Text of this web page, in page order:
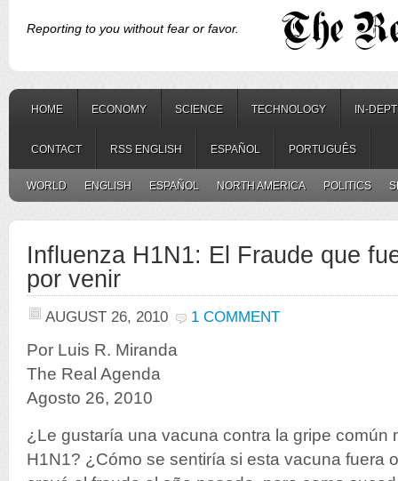
Reporting to you without fear or favor.
HOME ECONOMY SCIENCE TECHNOLOGY IN-
CONTACT RSS ENGLISH ESPAÑOL PORTUGUÊS
WORLD ENGLISH ESPAÑOL NORTH AMERICA POLITICS
Influenza H1N1: El Fraude que
por venir
AUGUST 26, 2010 1 COMMENT
Por Luis R. Miranda
The Real Agenda
Agosto 26, 2010
¿Le gustaría una vacuna contra la gripe común
H1N1? ¿Cómo se sentiría si esta vacuna fuera